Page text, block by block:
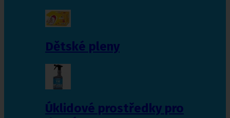
Dětské pleny
Úklidové prostředky pro